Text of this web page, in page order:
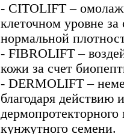
- CITOLIFT –
клеточном уровне за
нормальной
- FIBROLIFT –
кожи за счет
- DERMOLIFT –
благодаря действию
кунжутного семени.